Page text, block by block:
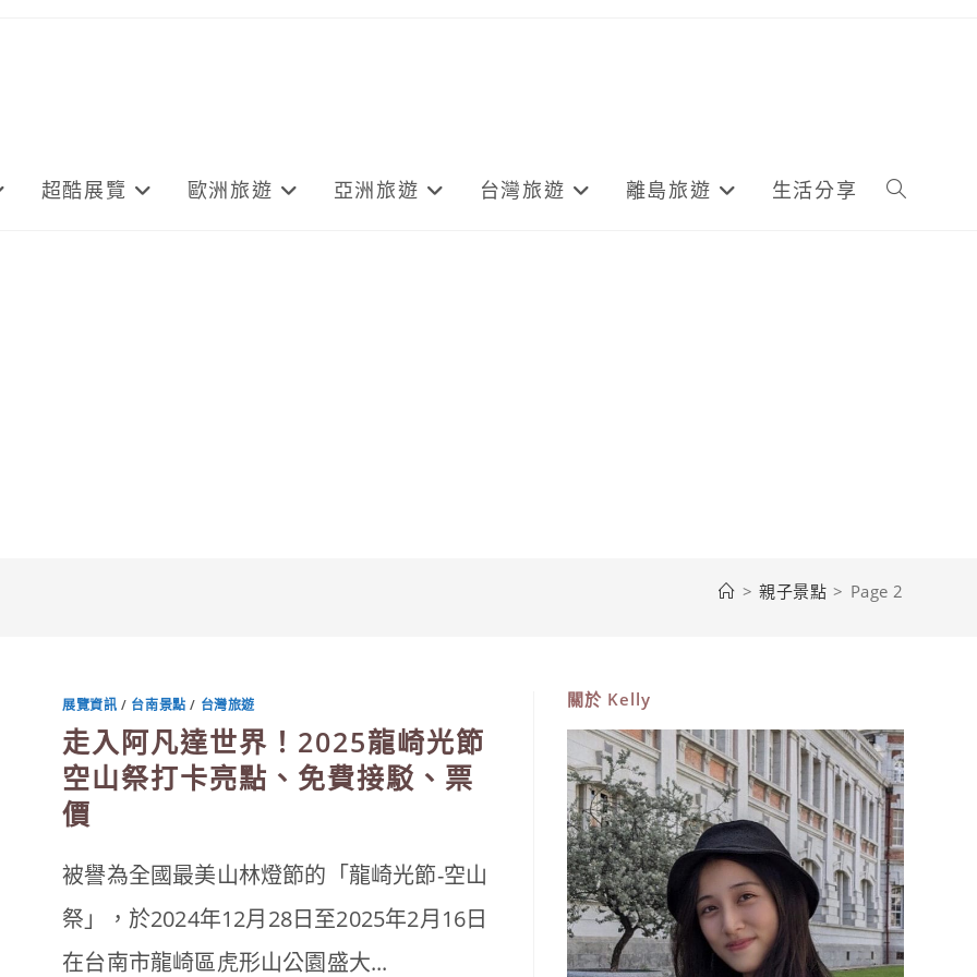
超酷展覽 歐洲旅遊 亞洲旅遊 台灣旅遊 離島旅遊 生活分享 Toggle
> 親子景點 > Page 2
展覽資訊 / 台南景點 / 台灣旅遊
走入阿凡達世界！2025龍崎光節
空山祭打卡亮點、免費接駁、票
價
被譽為全國最美山林燈節的「龍崎光節-空山
祭」，於2024年12月28日至2025年2月16日
在台南市龍崎區虎形山公園盛大...
關於 Kelly